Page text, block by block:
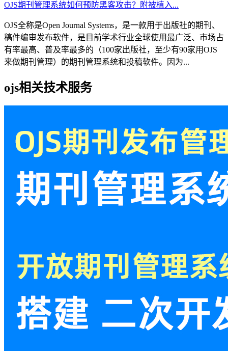
OJS期刊管理系统如何预防黑客攻击？附被植入...
OJS全称是Open Journal Systems，是一款用于出版社的期刊、
稿件编审发布软件，是目前学术行业全球使用最广泛、市场占
有率最高、普及率最多的（100家出版社，至少有90家用OJS
来做期刊管理）的期刊管理系统和投稿软件。因为...
ojs相关技术服务